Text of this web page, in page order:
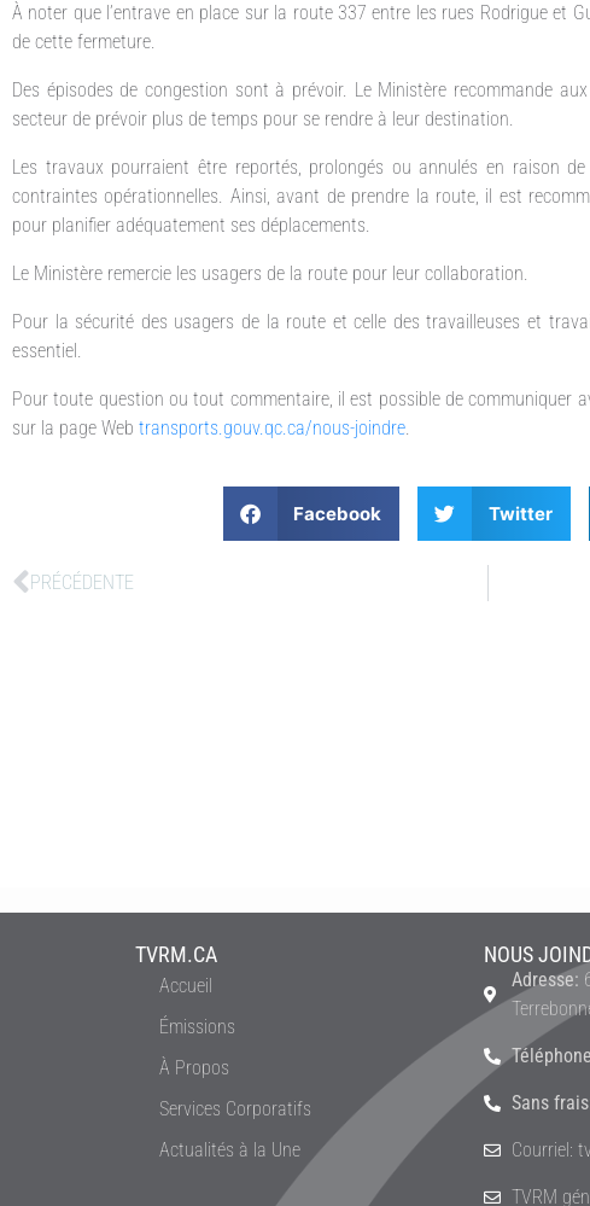
À noter que l’entrave en place sur la route 337 entre les rues Rodrigue et
de cette fermeture.
Des épisodes de congestion sont à prévoir. Le Ministère recommande
secteur de prévoir plus de temps pour se rendre à leur destination.
Les travaux pourraient être reportés, prolongés ou annulés en raison
contraintes opérationnelles. Ainsi, avant de prendre la route, il est
pour planifier adéquatement ses déplacements.
Le Ministère remercie les usagers de la route pour leur collaboration.
Pour la sécurité des usagers de la route et celle des travailleuses et
essentiel.
Pour toute question ou tout commentaire, il est possible de communiquer
sur la page Web transports.gouv.qc.ca/nous-joindre.
Facebook Twitter
PRÉCÉDENTE
TVRM.CA
Accueil
Émissions
À Propos
Services Corporatifs
Actualités à la Une
NOUS
Adresse:
Sans
Courriel:
TVRM